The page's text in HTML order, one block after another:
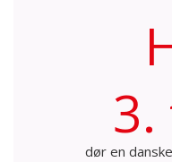
dør en